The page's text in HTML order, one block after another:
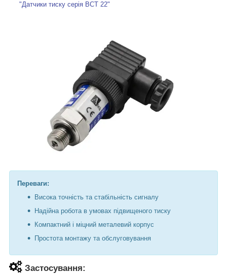
"Датчики тиску серія BCT 22"
Переваги:
Висока точність та стабільність сигналу
Надійна робота в умовах підвищеного тиску
Компактний і міцний металевий корпус
Простота монтажу та обслуговування
Застосування: